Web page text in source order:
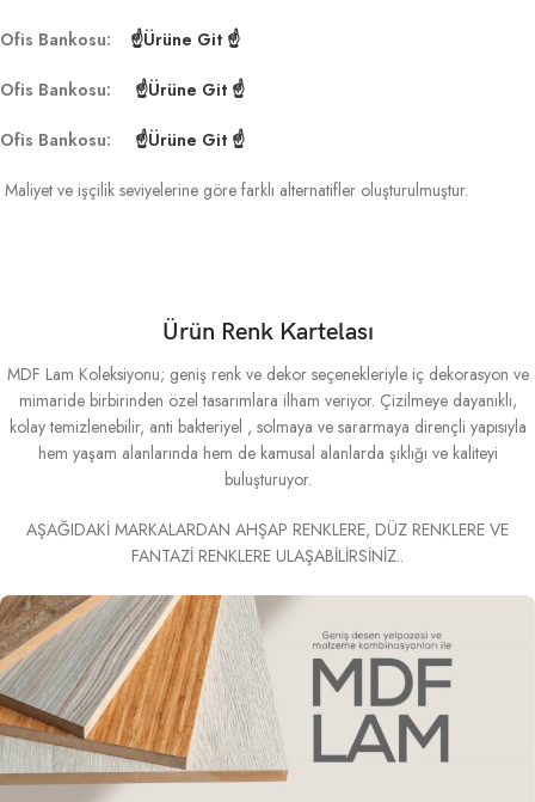
Ofis Bankosu: ☝Ürüne Git ☝
Ofis Bankosu: ☝Ürüne Git ☝
Ofis Bankosu: ☝Ürüne Git ☝
Maliyet ve işçilik seviyelerine göre farklı alternatifler oluşturulmuştur.
Ürün Renk Kartelası
MDF Lam Koleksiyonu; geniş renk ve dekor seçenekleriyle iç dekorasyon ve
mimaride birbirinden özel tasarımlara ilham veriyor. Çizilmeye dayanıklı,
kolay temizlenebilir, anti bakteriyel , solmaya ve sararmaya dirençli yapısıyla
hem yaşam alanlarında hem de kamusal alanlarda şıklığı ve kaliteyi
buluşturuyor.
AŞAĞIDAKİ MARKALARDAN AHŞAP RENKLERE, DÜZ RENKLERE VE
FANTAZİ RENKLERE ULAŞABİLİRSİNİZ..